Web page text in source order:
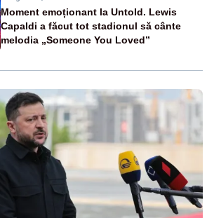
Moment emoționant la Untold. Lewis
Capaldi a făcut tot stadionul să cânte
melodia „Someone You Loved”